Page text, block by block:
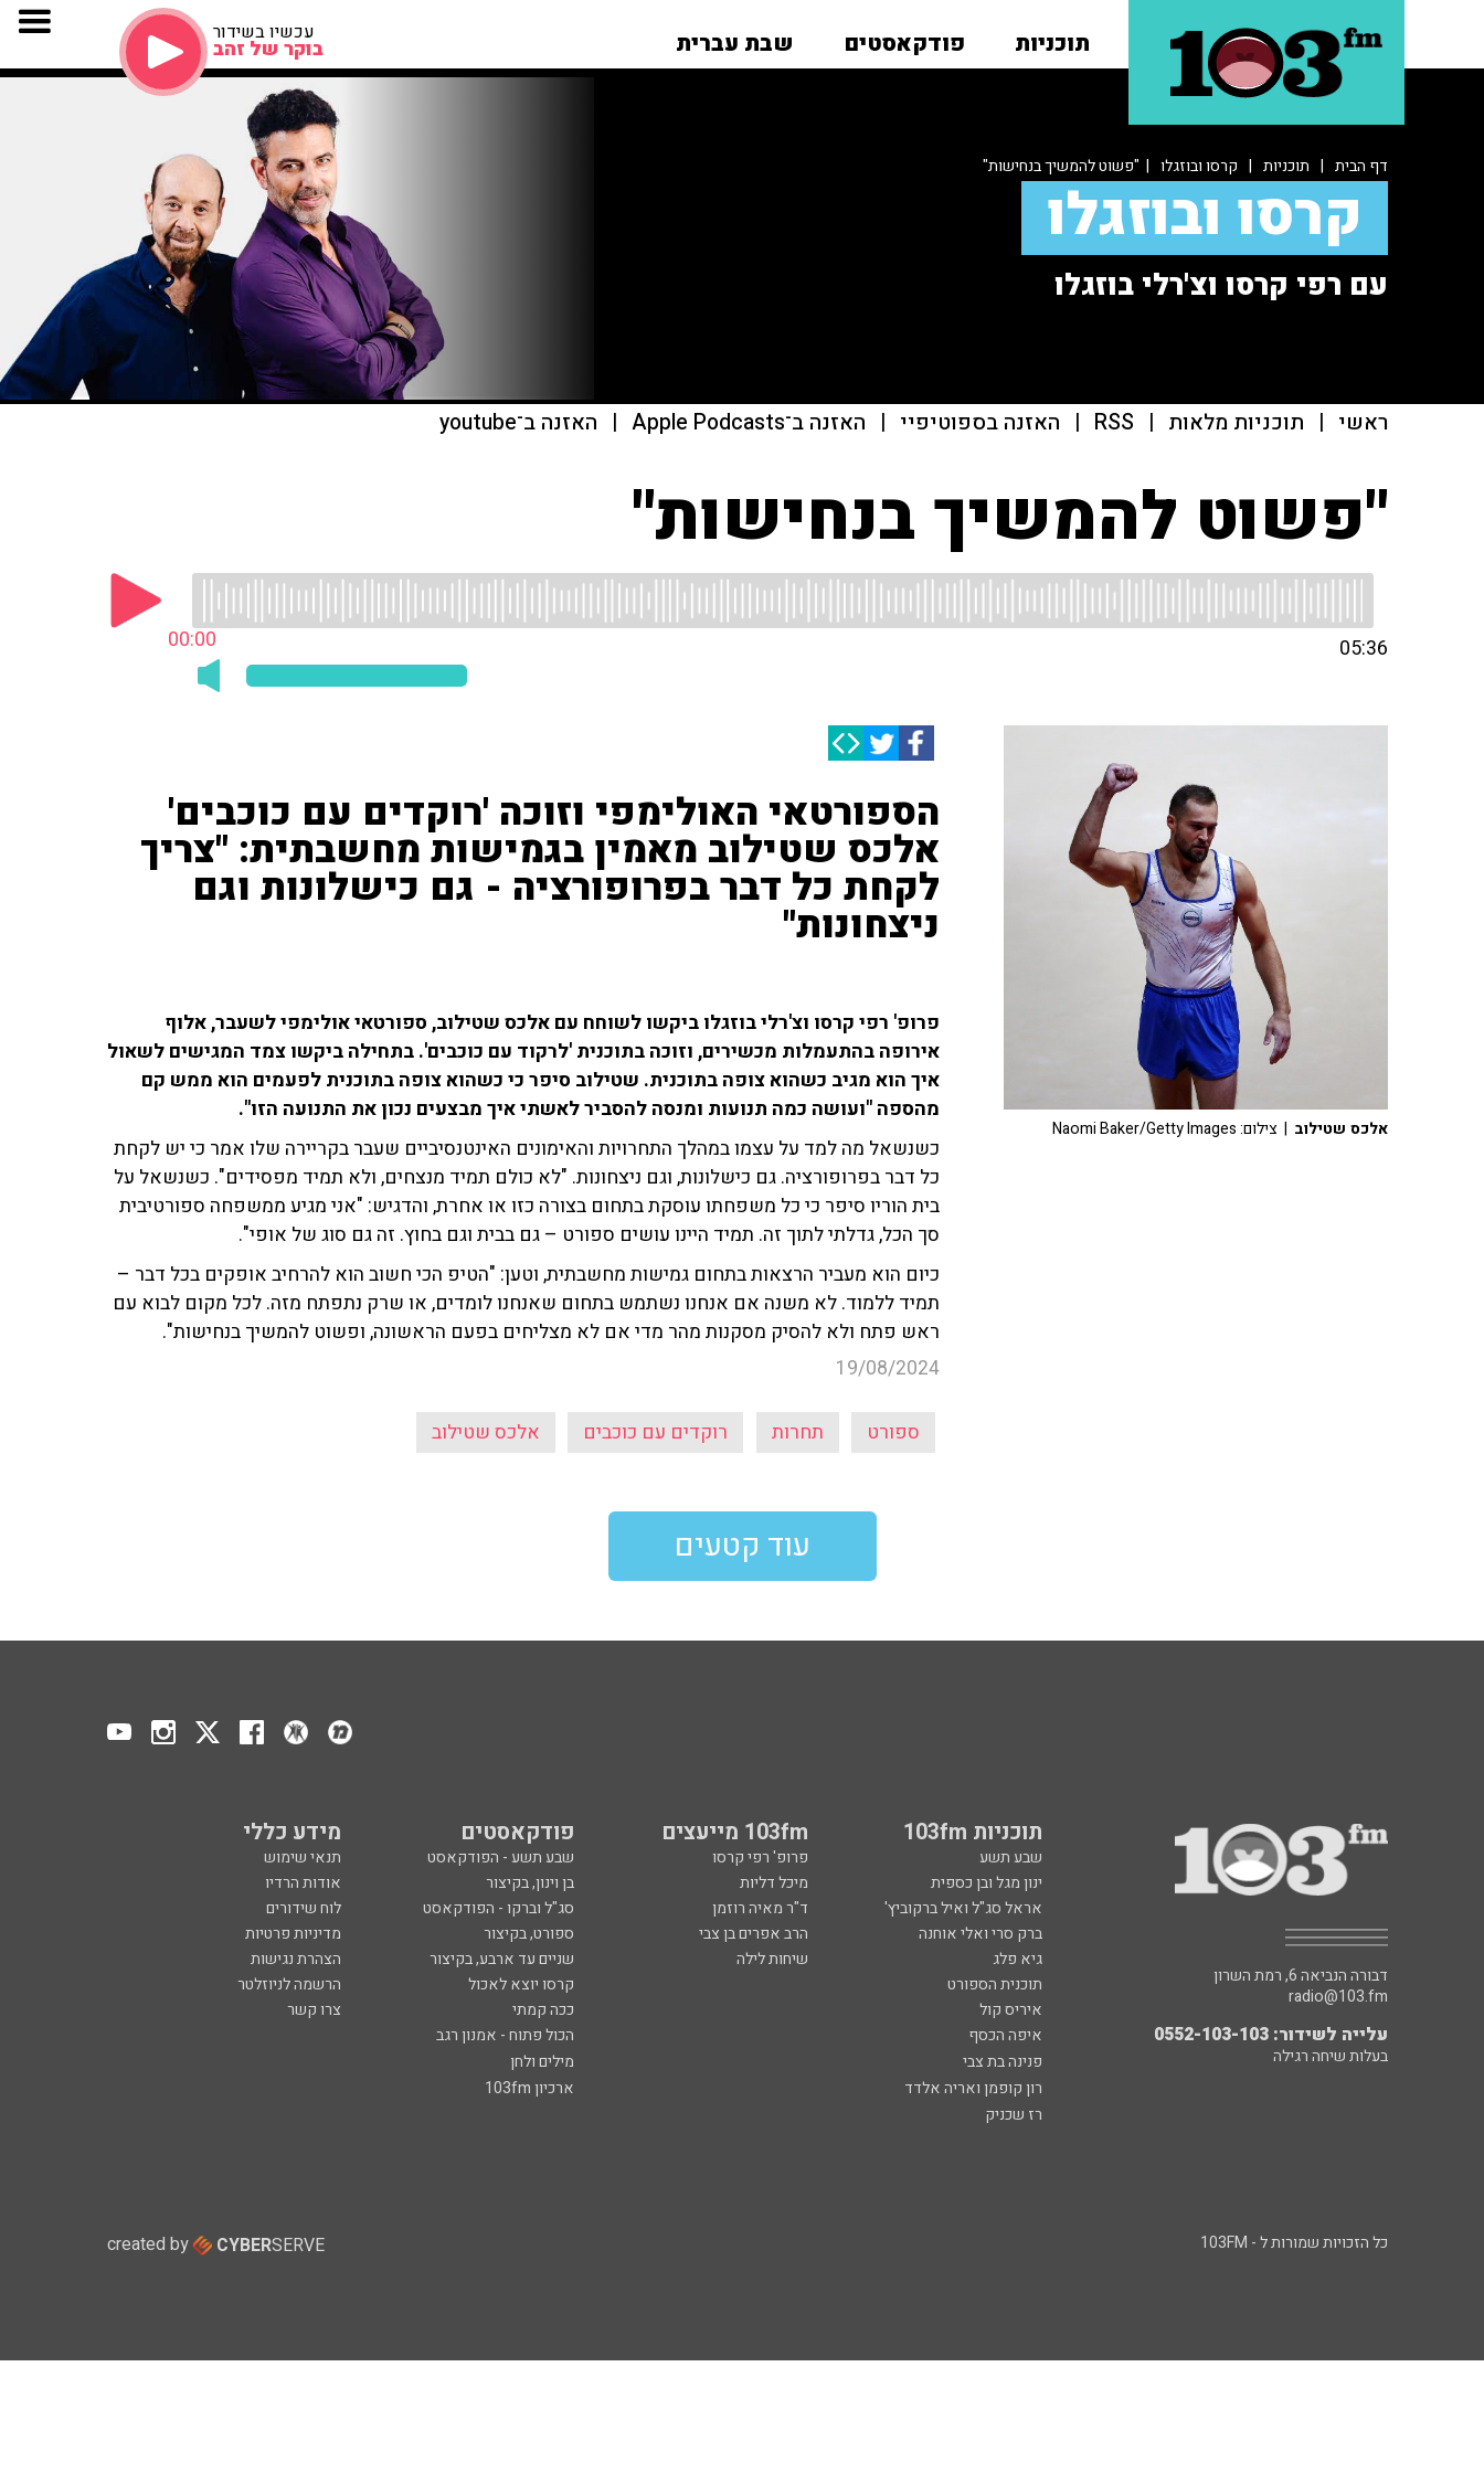
תוכניות פודקאסטים שבת עברית עכשיו בשידור
בוקר של זהב
דף הבית | תוכניות | קרסו ובוזגלו | "פשוט להמשיך בנחישות"
קרסו ובוזגלו
עם רפי קרסו וצ'רלי בוזגלו
ראשי | תוכניות מלאות |
RSS
| האזנה בספוטיפיי | האזנה ב־Apple Podcasts | האזנה ב־youtube
"פשוט להמשיך בנחישות"
00:00 05:36
הספורטאי האולימפי וזוכה 'רוקדים עם כוכבים'
אלכס שטילוב מאמין בגמישות מחשבתית: "צריך
לקחת כל דבר בפרופורציה - גם כישלונות וגם
ניצחונות"
פרופ' רפי קרסו וצ'רלי בוזגלו ביקשו לשוחח עם אלכס שטילוב, ספורטאי אולימפי לשעבר, אלוף
אירופה בהתעמלות מכשירים, וזוכה בתוכנית 'לרקוד עם כוכבים'. בתחילה ביקשו צמד המגישים לשאול
איך הוא מגיב כשהוא צופה בתוכנית. שטילוב סיפר כי כשהוא צופה בתוכנית לפעמים הוא ממש קם
מהספה "ועושה כמה תנועות ומנסה להסביר לאשתי איך מבצעים נכון את התנועה הזו".
כשנשאל מה למד על עצמו במהלך התחרויות והאימונים האינטנסיביים שעבר בקריירה שלו אמר כי יש לקחת
כל דבר בפרופורציה. גם כישלונות, וגם ניצחונות. "לא כולם תמיד מנצחים, ולא תמיד מפסידים". כשנשאל על
בית הוריו סיפר כי כל משפחתו עוסקת בתחום בצורה כזו או אחרת, והדגיש: "אני מגיע ממשפחה ספורטיבית
סך הכל, גדלתי לתוך זה. תמיד היינו עושים ספורט – גם בבית וגם בחוץ. זה גם סוג של אופי".
כיום הוא מעביר הרצאות בתחום גמישות מחשבתית, וטען: "הטיפ הכי חשוב הוא להרחיב אופקים בכל דבר –
תמיד ללמוד. לא משנה אם אנחנו נשתמש בתחום שאנחנו לומדים, או שרק נתפתח מזה. לכל מקום לבוא עם
ראש פתח ולא להסיק מסקנות מהר מדי אם לא מצליחים בפעם הראשונה, ופשוט להמשיך בנחישות".
19/08/2024
ספורט תחרות רוקדים עם כוכבים אלכס שטילוב
אלכס שטילוב | צילום: Naomi Baker/Getty Images
עוד קטעים
תוכניות 103fm 103fm מייעצים פודקאסטים מידע כללי
שבע תשע פרופ' רפי קרסו שבע תשע - הפודקאסט
תנאי שימוש
ינון מגל ובן כספית
מיכל דליות בן וינון, בקיצור
אודות הרדיו
אראל סג"ל ואיל ברקוביץ'
ד"ר מאיה רוזמן סג"ל וברקו - הפודקאסט
לוח שידורים
ברק סרי ואלי אוחנה
הרב אפרים בן צבי ספורט, בקיצור
מדיניות פרטיות
גיא פלג
שיחות לילה שניים עד ארבע, בקיצור
הצהרת נגישות
תוכנית הספורט
קרסו יוצא לאכול
הרשמה לניוזלטר
איריס קול
ככה קמתי
צרו קשר
איפה הכסף
הכול פתוח - אמנון רגב
פנינה בת צבי
מילים ולחן
רון קופמן ואריה אלדד
ארכיון 103fm
רז שכניק
דבורה הנביאה 6, רמת השרון
radio@103.fm
עלייה לשידור: 0552-103-103
בעלות שיחה רגילה
כל הזכויות שמורות ל - 103FM created by CYBERSERVE